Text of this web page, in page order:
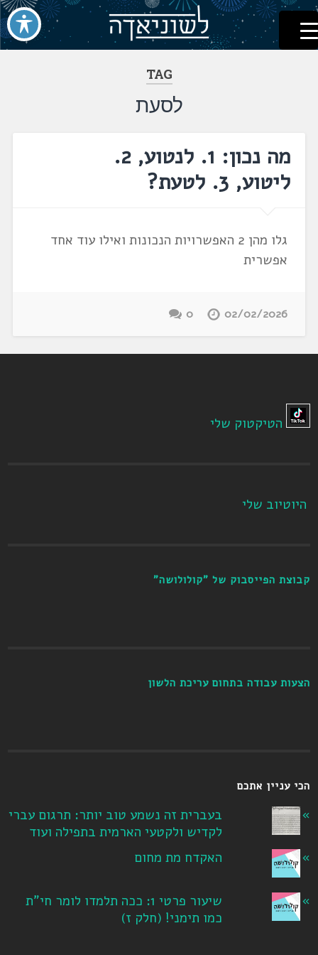
דלג
לתוכן
לשוניאדה
עברית. לשון. שפה
TAG
לסעת
מה נכון: 1. לנטוע, 2.
ליטוע, 3. לטעת?
גלו מהן 2 האפשרויות הנכונות ואילו עוד אחד
אפשרית
02/02/2026
0
הטיקטוק שלי
היוטיוב שלי
קבוצת הפייסבוק של "קולולושה"
הצעות עבודה בתחום עריכת הלשון
הכי עניין אתכם
בעברית זה נשמע טוב יותר: תרגום עברי
לקדיש ולקטעי הארמית בתפילה ועוד
האקדח מת מחום
שיעור פרטי 1: ככה תלמדו לומר חי"ת
כמו תימני! ‏(חלק ז‏)